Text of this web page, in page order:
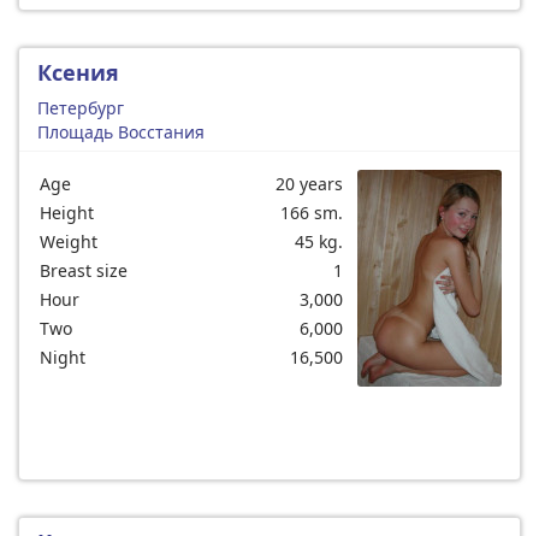
Ксения
Петербург
Площадь Восстания
Age
20 years
Height
166 sm.
Weight
45 kg.
Breast size
1
Hour
3,000
Two
6,000
Night
16,500